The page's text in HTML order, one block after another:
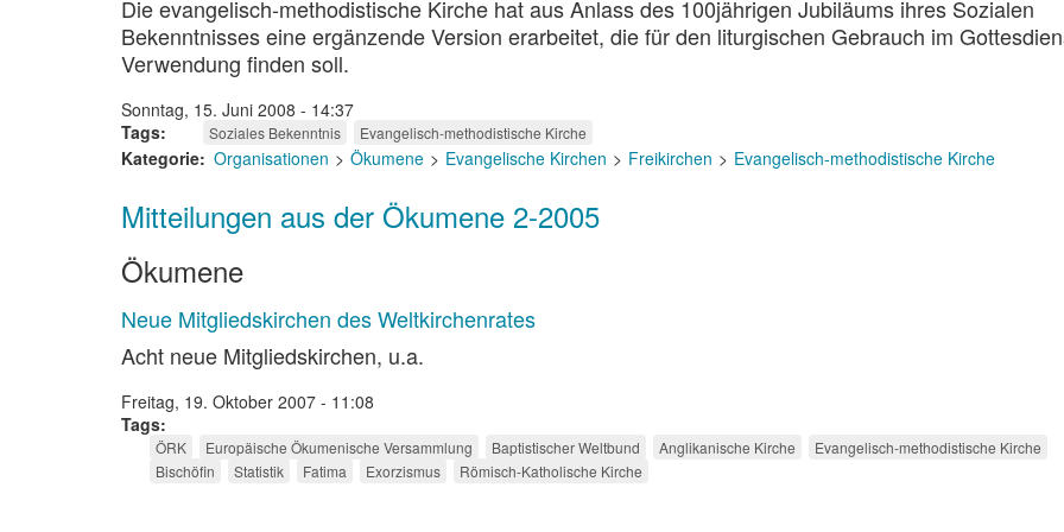
Die evangelisch-methodistische Kirche hat aus Anlass des 100jährigen Jubiläums ihres Sozialen
Bekenntnisses eine ergänzende Version erarbeitet, die für den liturgischen Gebrauch im
Verwendung finden soll.
Sonntag, 15. Juni 2008 - 14:37
Tags
Soziales Bekenntnis Evangelisch-methodistische Kirche
Kategorie Organisationen Ökumene Evangelische Kirchen Freikirchen Evangelisch-methodistische Kirche
Mitteilungen aus der Ökumene 2-2005
Ökumene
Neue Mitgliedskirchen des Weltkirchenrates
Acht neue Mitgliedskirchen, u.a.
Freitag, 19. Oktober 2007 - 11:08
Tags
ÖRK Europäische Ökumenische Versammlung Baptistischer Weltbund Anglikanische Kirche
Evangelisch-methodistische Kirche
Bischöfin
Statistik Fatima Exorzismus Römisch-Katholische Kirche